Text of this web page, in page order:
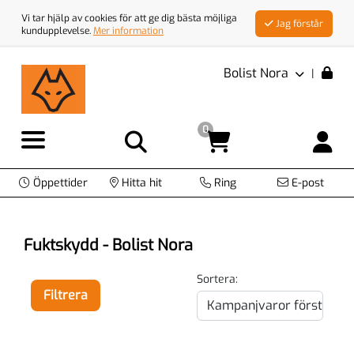
Vi tar hjälp av cookies för att ge dig bästa möjliga
kundupplevelse.Mer information
Jag förstår
Bolist Nora |
0
Öppettider Hitta hit Ring E-post
Fuktskydd - Bolist Nora
Filtrera
Sortera: